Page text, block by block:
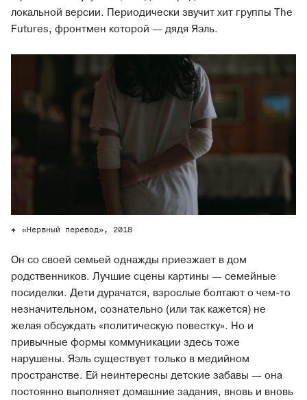
локальной версии. Периодически звучит хит группы The
Futures, фронтмен которой — дядя Яэль.
«Нервный перевод», 2018
Он со своей семьей однажды приезжает в дом
родственников. Лучшие сцены картины — семейные
посиделки. Дети дурачатся, взрослые болтают о чем-то
незначительном, сознательно (или так кажется) не
желая обсуждать «политическую повестку». Но и
привычные формы коммуникации здесь тоже
нарушены. Яэль существует только в медийном
пространстве. Ей неинтересны детские забавы — она
постоянно выполняет домашние задания, вновь и вновь